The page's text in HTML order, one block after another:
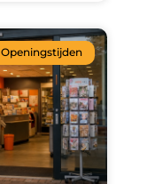
Openingstijden